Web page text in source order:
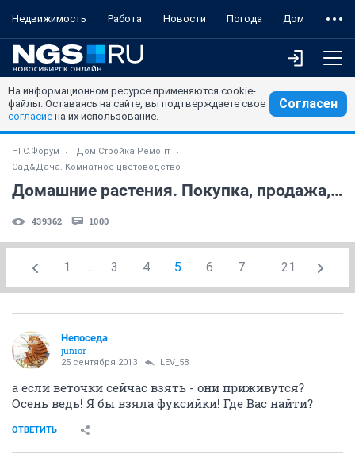
Недвижимость Работа Новости Погода Дом
На информационном ресурсе применяются cookie-
файлы. Оставаясь на сайте, вы подтверждаете свое
согласие на их использование.
Согласен
НГС.Форум
Дом Стройка Ремонт
Сад&Дача. Комнатное цветоводство
Домашние растения. Покупка, продажа, поиск. (часть 6)
439362 1000
1 ... 3 4 5 6 7 ... 21
Непоседа
junior
25 сентября 2013 LEV_58
а если веточки сейчас взять - они приживутся?
Осень ведь! Я бы взяла фуксийки! Где Вас найти?
ОТВЕТИТЬ